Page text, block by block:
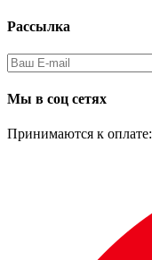
Рассылка
Мы в соц сетях
Принимаются к оплате: